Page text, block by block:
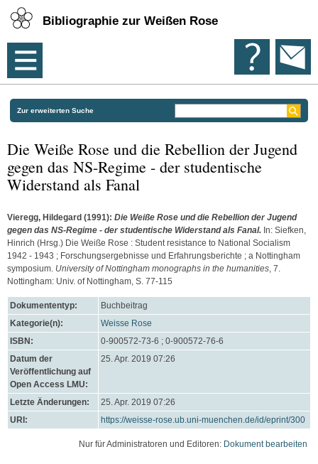
Bibliographie zur Weißen Rose
Zur erweiterten Suche
Die Weiße Rose und die Rebellion der Jugend
gegen das NS-Regime - der studentische
Widerstand als Fanal
Vieregg, Hildegard (1991): Die Weiße Rose und die Rebellion der Jugend
gegen das NS-Regime - der studentische Widerstand als Fanal. In: Siefken,
Hinrich (Hrsg.) Die Weiße Rose : Student resistance to National Socialism
1942 - 1943 ; Forschungsergebnisse und Erfahrungsberichte ; a Nottingham
symposium. University of Nottingham monographs in the humanities, 7.
Nottingham: Univ. of Nottingham, S. 77-115
Dokumententyp:
Buchbeitrag
Kategorie(n):
Weisse Rose
ISBN:
0-900572-73-6 ; 0-900572-76-6
Datum der
Veröffentlichung auf
Open Access LMU:
25. Apr. 2019 07:26
Letzte Änderungen:
25. Apr. 2019 07:26
URI:
https://weisse-rose.ub.uni-muenchen.de/id/eprint/300
Nur für Administratoren und Editoren: Dokument bearbeiten